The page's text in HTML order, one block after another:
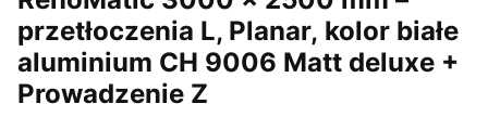
przetłoczenia L, Planar, kolor białe
aluminium CH 9006 Matt deluxe +
Prowadzenie Z